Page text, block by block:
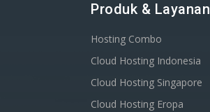
Produk & Layanan
Hosting Combo
Cloud Hosting Indonesia
Cloud Hosting Singapore
Cloud Hosting Eropa